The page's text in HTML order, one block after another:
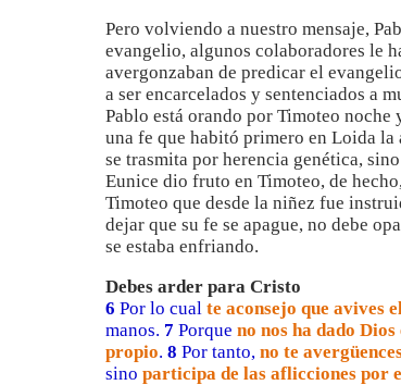
Pero volviendo a nuestro mensaje,
evangelio, algunos colaboradores le
avergonzaban de predicar el
a ser encarcelados y sentenciados a
Pablo está orando por Timoteo
una fe que habitó primero en Loida la
se trasmita por herencia genética,
Eunice dio fruto en Timoteo, de
Timoteo que desde la niñez fue
dejar que su fe se apague, no debe
se estaba enfriando.
Debes arder para Cristo
6 Por lo cual te aconsejo que avives
manos. 7 Porque no nos ha dado
propio. 8 Por tanto, no te
sino participa de las aflicciones por